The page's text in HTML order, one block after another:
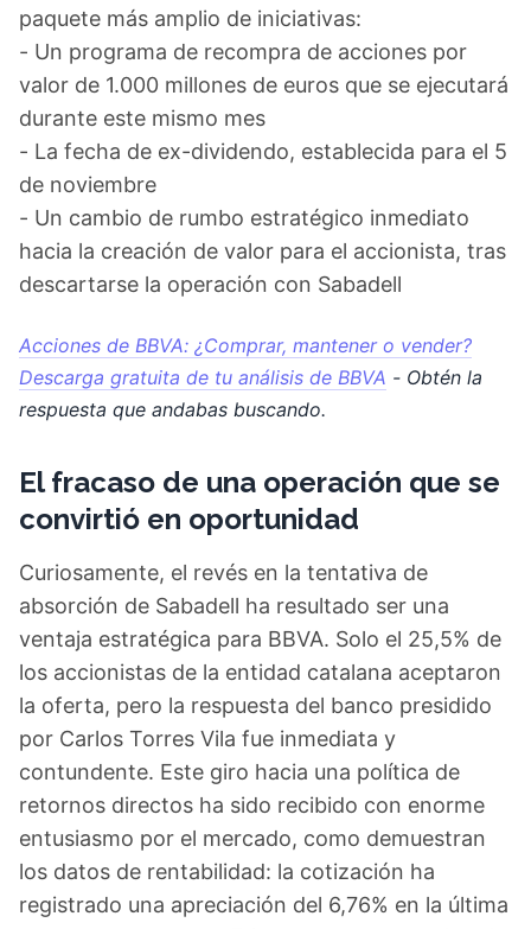
paquete más amplio de iniciativas:
- Un programa de recompra de acciones por
valor de 1.000 millones de euros que se ejecutará
durante este mismo mes
- La fecha de ex-dividendo, establecida para el 5
de noviembre
- Un cambio de rumbo estratégico inmediato
hacia la creación de valor para el accionista, tras
descartarse la operación con Sabadell
Acciones de BBVA: ¿Comprar, mantener o vender?
Descarga gratuita de tu análisis de BBVA - Obtén la
respuesta que andabas buscando.
El fracaso de una operación que se
convirtió en oportunidad
Curiosamente, el revés en la tentativa de
absorción de Sabadell ha resultado ser una
ventaja estratégica para BBVA. Solo el 25,5% de
los accionistas de la entidad catalana aceptaron
la oferta, pero la respuesta del banco presidido
por Carlos Torres Vila fue inmediata y
contundente. Este giro hacia una política de
retornos directos ha sido recibido con enorme
entusiasmo por el mercado, como demuestran
los datos de rentabilidad: la cotización ha
registrado una apreciación del 6,76% en la última